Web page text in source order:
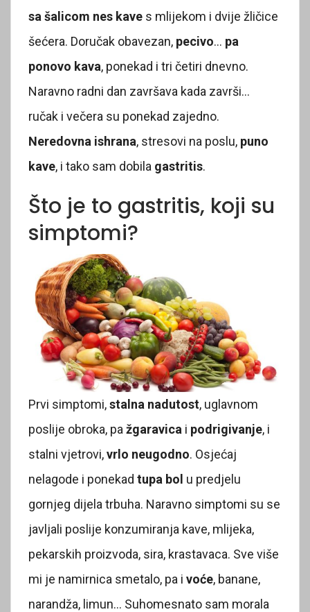
sa šalicom nes kave s mlijekom i dvije žličice
šećera. Doručak obavezan, pecivo… pa
ponovo kava, ponekad i tri četiri dnevno.
Naravno radni dan završava kada završi…
ručak i večera su ponekad zajedno.
Neredovna ishrana, stresovi na poslu, puno
kave, i tako sam dobila gastritis.
Što je to gastritis, koji su
simptomi?
Prvi simptomi,stalna nadutost, uglavnom
poslije obroka, pa žgaravica i podrigivanje, i
stalni vjetrovi,vrlo neugodno. Osjećaj
nelagode i ponekad tupa bol u predjelu
gornjeg dijela trbuha. Naravno simptomi su se
javljali poslije konzumiranja kave, mlijeka,
pekarskih proizvoda, sira, krastavaca. Sve više
mi je namirnica smetalo, pa i voće, banane,
narandža, limun… Suhomesnato sam morala